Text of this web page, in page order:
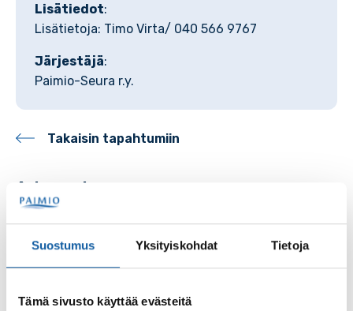
Suostumus Yksityiskohdat Tietoja
Tämä sivusto käyttää evästeitä
Lisätiedot:
Lisätietoja: Timo Virta/ 040 566 9767
Järjestäjä:
Paimio-Seura r.y.
Takaisin tapahtumiin
Asiasanat